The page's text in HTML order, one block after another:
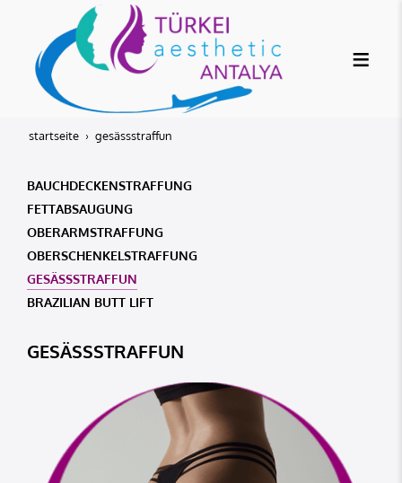
startseite gesässstraffun
BAUCHDECKENSTRAFFUNG
FETTABSAUGUNG
OBERARMSTRAFFUNG
OBERSCHENKELSTRAFFUNG
GESÄSSSTRAFFUN
BRAZILIAN BUTT LIFT
GESÄSSSTRAFFUN